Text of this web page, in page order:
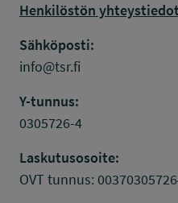
Henkilöstön yhteystiedot
Sähköposti:
info@tsr.fi
Y-tunnus:
0305726-4
Laskutusosoite:
OVT tunnus: